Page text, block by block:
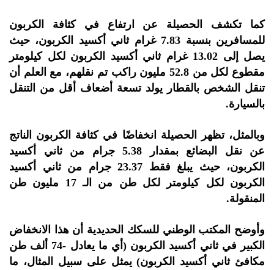
كما تكشف الحصيلة عن ارتفاع في كثافة الكربون
للمسافرين بنسبة 7.83 غرام ثاني أكسيد الكربون، حيث
يصل إلى 13.02 غرام ثاني أكسيد الكربون لكل كيلومتر
مقطوع لكل من 52.8 مليون راكب تم نقلهم، مع العلم أن
تنقل الشخص بالقطار يولد تسعة أضعاف أقل من التنقل
بالسيارة.
وبالمثل، تظهر الحصيلة انخفاضًا في كثافة الكربون الناتج
عن نقل البضائع بمقدار 5.38 جرام من ثاني أكسيد
الكربون، حيث يبلغ فقط 23.37 جرام من ثاني أكسيد
الكربون لكل كيلومتر لكل طن من الـ 17 مليون طن
المنقولة.
وأوضح المكتب الوطني للسكك الحديدية أن هذا الانخفاض
الكبير في ثاني أكسيد الكربون (أي ما يعادل -74 ألف طن
مكافئ ثاني أكسيد الكربون) يمثل على سبيل المثال، ما